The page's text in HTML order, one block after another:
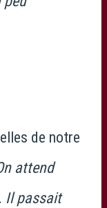
de notre
attend
Il passait